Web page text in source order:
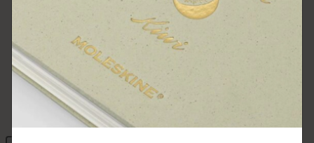
パーソナライズノ
ートブック